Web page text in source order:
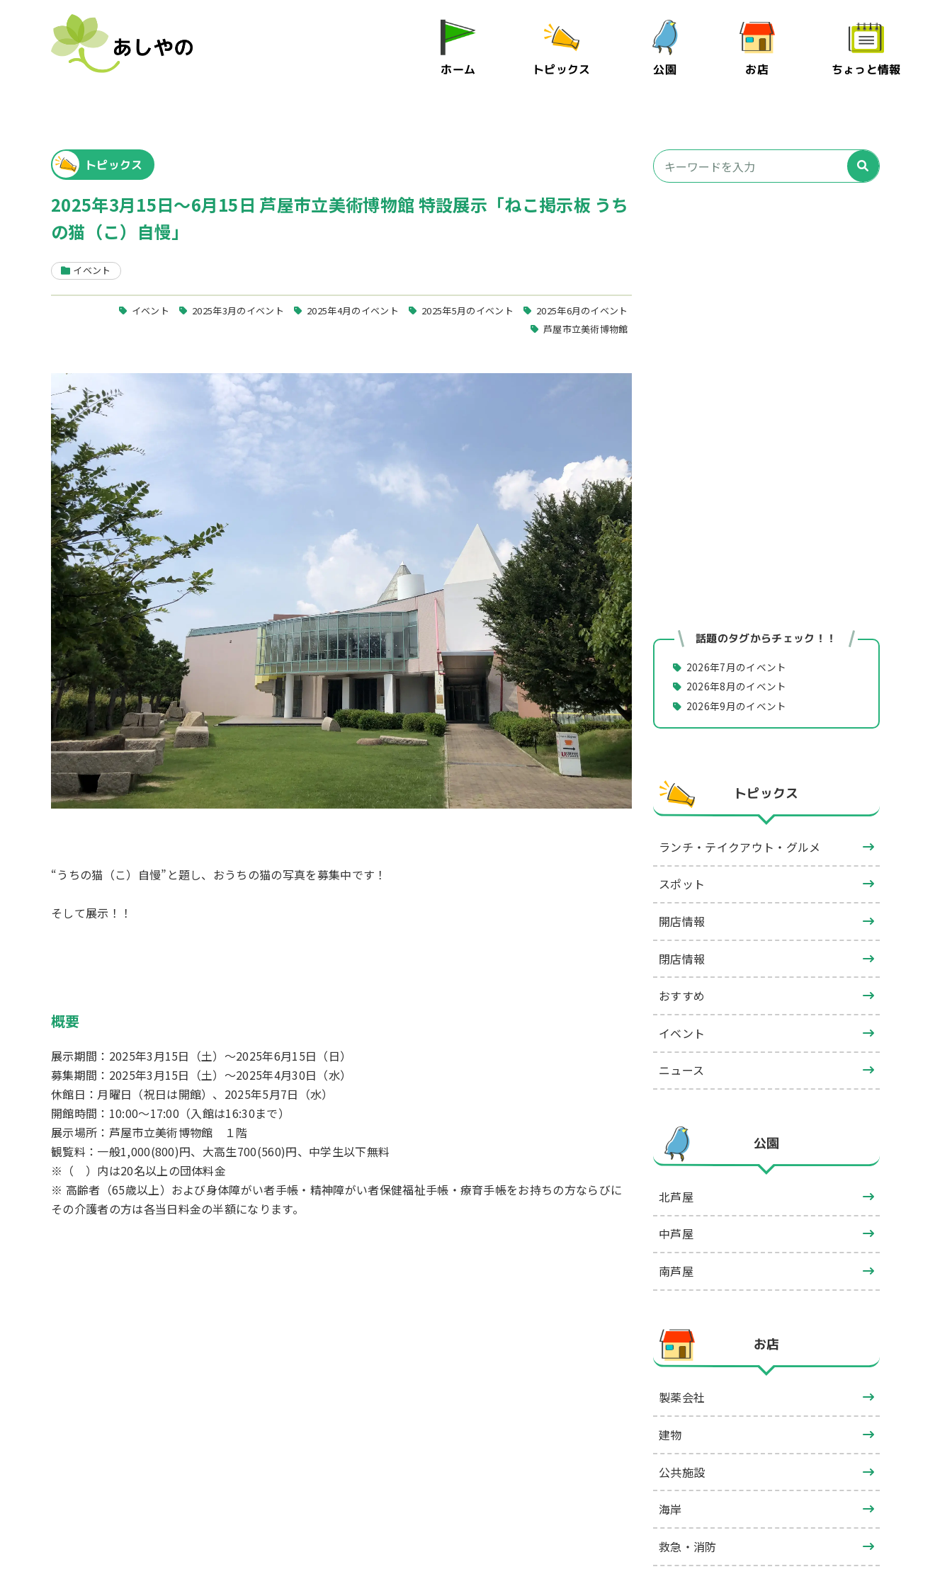
ホーム トピックス 公園 お店 ちょっと情報
トピックス
2025年3月15日～6月15日 芦屋市立美術博物館 特設展示「ねこ掲示板 うち
の猫（こ）自慢」
イベント
イベント 2025年3月のイベント 2025年4月のイベント 2025年5月のイベント
2025年6月のイベント
芦屋市立美術博物館
“うちの猫（こ）自慢”と題し、おうちの猫の写真を募集中です！
そして展示！！
概要
展示期間：2025年3月15日（土）～2025年6月15日（日）
募集期間：2025年3月15日（土）～2025年4月30日（水）
休館日：月曜日（祝日は開館）、2025年5月7日（水）
開館時間：10:00～17:00（入館は16:30まで）
展示場所：芦屋市立美術博物館 １階
観覧料：一般1,000(800)円、大高生700(560)円、中学生以下無料
※（ ）内は20名以上の団体料金
※ 高齢者（65歳以上）および身体障がい者手帳・精神障がい者保健福祉手帳・療育手帳をお持ちの方ならびに
その介護者の方は各当日料金の半額になります。
話題のタグからチェック！！
2026年7月のイベント
2026年8月のイベント
2026年9月のイベント
トピックス
ランチ・テイクアウト・グルメ
スポット
開店情報
閉店情報
おすすめ
イベント
ニュース
公園
北芦屋
中芦屋
南芦屋
お店
製薬会社
建物
公共施設
海岸
救急・消防